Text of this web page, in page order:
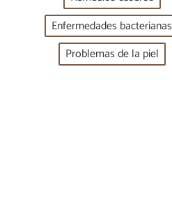
Enfermedades bacterianas
Problemas de la piel